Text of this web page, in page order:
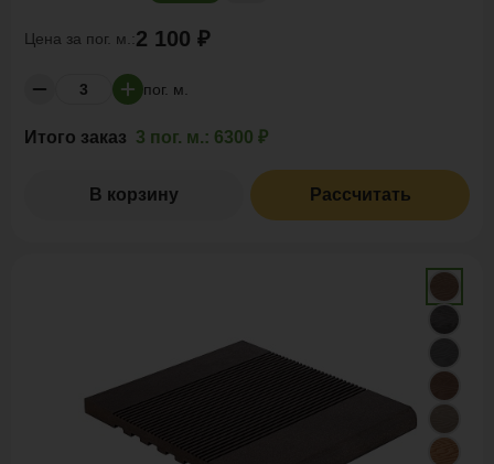
Цена за пог. м.:2 100 ₽
пог. м.
Итого заказ 3 пог. м.: 6300 ₽
В корзину Рассчитать